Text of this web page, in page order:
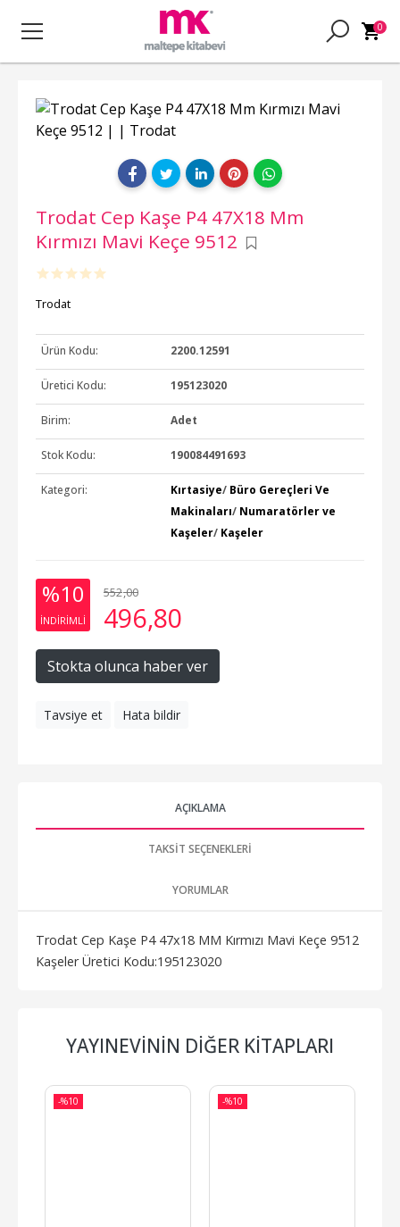
0
Trodat Cep Kaşe P4 47X18 Mm
Kırmızı Mavi Keçe 9512
Trodat
Ürün Kodu: 2200.12591
Üretici Kodu: 195123020
Birim: Adet
Stok Kodu: 190084491693
Kategori: Kırtasiye/ Büro Gereçleri Ve
Makinaları/ Numaratörler ve
Kaşeler/ Kaşeler
%10
INDIRIMLI
552,00
496,80
Stokta olunca haber ver
Tavsiye et Hata bildir
AÇIKLAMA
TAKSIT SEÇENEKLERI
YORUMLAR
Trodat Cep Kaşe P4 47x18 MM Kırmızı Mavi Keçe 9512
Kaşeler Üretici Kodu:195123020
YAYINEVININ DIĞER KITAPLARI
-%10 -%10